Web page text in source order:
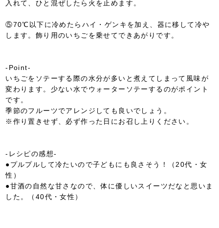
入れて、ひと混ぜしたら火を止めます。
⑤70℃以下に冷めたらハイ・ゲンキを加え、器に移して冷や
します。飾り用のいちごを乗せてできあがりです。
-Point-
いちごをソテーする際の水分が多いと煮えてしまって風味が
変わります。少ない水でウォーターソテーするのがポイント
です。
季節のフルーツでアレンジしても良いでしょう。
※作り置きせず、必ず作った日にお召し上りください。
-レシピの感想-
●プルプルして冷たいので子どもにも良さそう！（20代・女
性）
●甘酒の自然な甘さなので、体に優しいスイーツだなと思いま
した。（40代・女性）